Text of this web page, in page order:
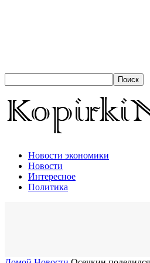
Новости экономики
Новости
Интересное
Политика